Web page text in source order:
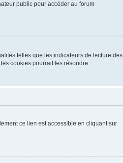
public pour accéder au forum
telles que les indicateurs de lecture des
cookies pourrait les résoudre.
ce lien est accessible en cliquant sur